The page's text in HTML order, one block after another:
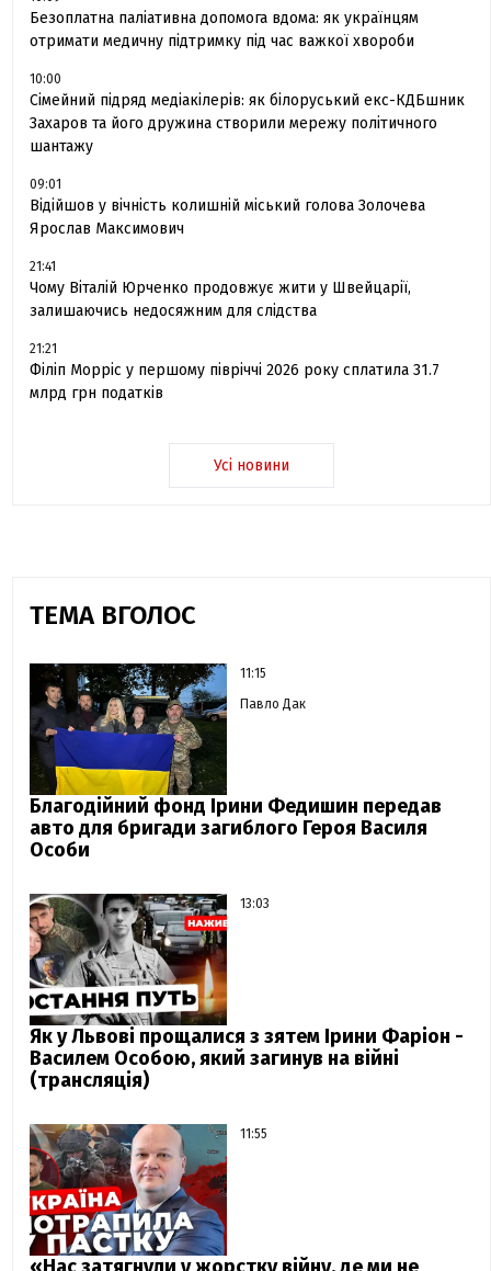
Безоплатна паліативна допомога вдома: як українцям
отримати медичну підтримку під час важкої хвороби
10:00
Сімейний підряд медіакілерів: як білоруський екс-КДБшник
Захаров та його дружина створили мережу політичного
шантажу
09:01
Відійшов у вічність колишній міський голова Золочева
Ярослав Максимович
21:41
Чому Віталій Юрченко продовжує жити у Швейцарії,
залишаючись недосяжним для слідства
21:21
Філіп Морріс у першому півріччі 2026 року сплатила 31.7
млрд грн податків
Усі новини
ТЕМА ВГОЛОС
11:15
Павло Дак
Благодійний фонд Ірини Федишин передав
авто для бригади загиблого Героя Василя
Особи
13:03
Як у Львові прощалися з зятем Ірини Фаріон -
Василем Особою, який загинув на війні
(трансляція)
11:55